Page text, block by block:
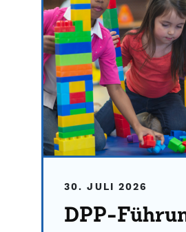
30. JULI 2026
DPP-